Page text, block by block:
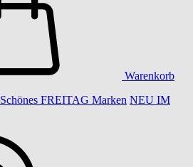
Warenkorb
Schönes FREITAG Marken NEU IM